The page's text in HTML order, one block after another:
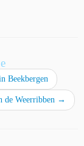
Beekbergen
de Weerribben →